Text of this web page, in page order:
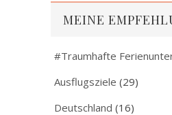
MEINE
#Traumhafte
Ausflugsziele (29)
Deutschland (16)